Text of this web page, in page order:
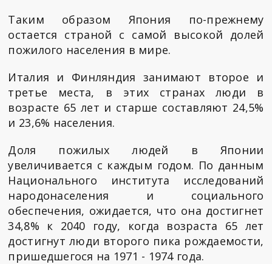
Таким образом Япония по-прежнему
остается страной с самой высокой долей
пожилого населения в мире.
Италия и Финляндия занимают второе и
третье места, в этих странах люди в
возрасте 65 лет и старше составляют 24,5%
и 23,6% населения.
Доля пожилых людей в Японии
увеличивается с каждым годом. По данным
Национального института исследований
народонаселения и социального
обеспечения, ожидается, что она достигнет
34,8% к 2040 году, когда возраста 65 лет
достигнут люди второго пика рождаемости,
пришедшегося на 1971 - 1974 года.